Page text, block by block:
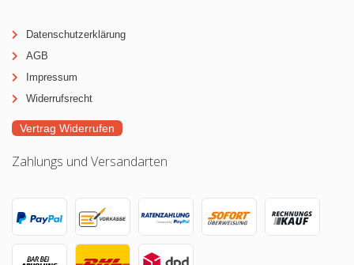
Datenschutzerklärung
AGB
Impressum
Widerrufsrecht
Vertrag Widerrufen
Zahlungs und Versandarten